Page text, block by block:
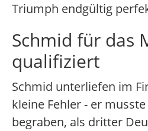
Triumph endgültig
Schmid für das
qualifiziert
Schmid unterliefen im
kleine Fehler - er
begraben, als dritter